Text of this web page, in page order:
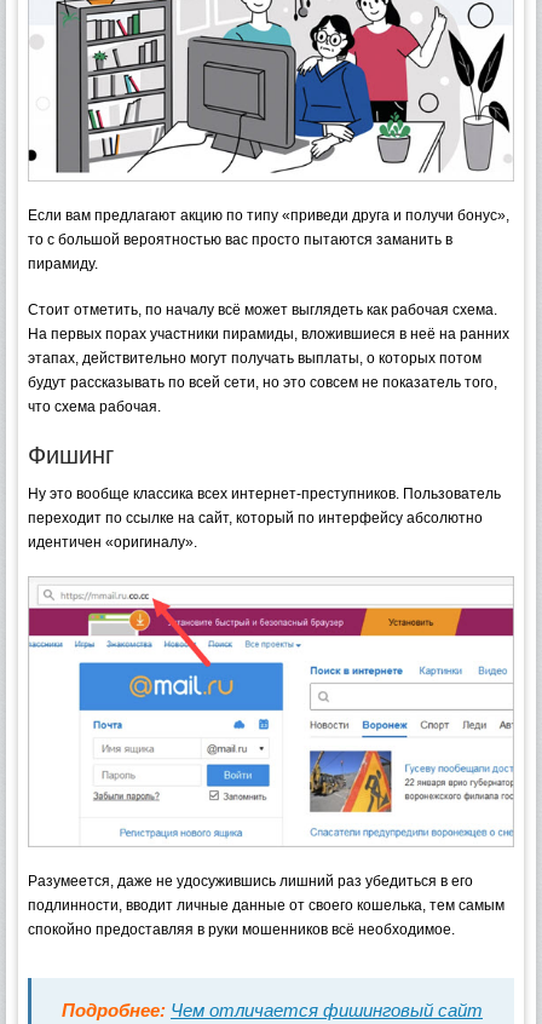
Если вам предлагают акцию по типу «приведи друга и получи бонус»,
то с большой вероятностью вас просто пытаются заманить в
пирамиду.
Стоит отметить, по началу всё может выглядеть как рабочая схема.
На первых порах участники пирамиды, вложившиеся в неё на ранних
этапах, действительно могут получать выплаты, о которых потом
будут рассказывать по всей сети, но это совсем не показатель того,
что схема рабочая.
Фишинг
Ну это вообще классика всех интернет-преступников. Пользователь
переходит по ссылке на сайт, который по интерфейсу абсолютно
идентичен «оригиналу».
Разумеется, даже не удосужившись лишний раз убедиться в его
подлинности, вводит личные данные от своего кошелька, тем самым
спокойно предоставляя в руки мошенников всё необходимое.
Подробнее: Чем отличается фишинговый сайт